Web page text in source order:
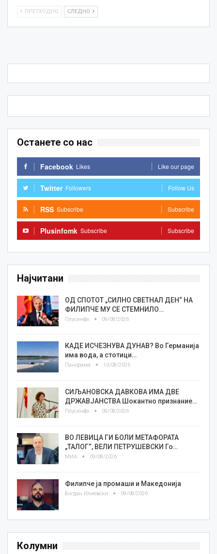
ПРЕТХОДНО СЛЕДНО
Останете со нас
Facebook Likes Like our page
Twitter Followers Follow Us
RSS Subscribe Subscribe
Plusinfomk Subscribe Subscribe
Најчитани
ОД СПОТОТ „СИЛНО СВЕТНАЛ ДЕН“ НА
ФИЛИПЧЕ МУ СЕ СТЕМНИЛО…
Плусинфо 09/08/2026
КАДЕ ИСЧЕЗНУВА ДУНАВ? Во Германија
има вода, а стотици…
Панорама 10/08/2026
СИЉАНОВСКА ДАВКОВА ИМА ДВЕ
ДРЖАВЈАНСТВА Шокантно признание…
Плусинфо 09/08/2026
ВО ЛЕВИЦА ГИ БОЛИ МЕТАФОРАТА
„ТАЛОГ“, ВЕЛИ ПЕТРУШЕВСКИ Го…
МИА 09/08/2026
Филипче ја промаши и Македонија
Богдан Илиевски 09/08/2026
Колумни